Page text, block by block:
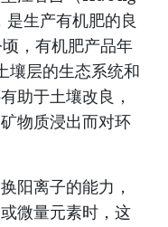
生产有机肥的良
，有机肥产品年
壤层的生态系统和
助于土壤改良，
物质浸出而对环
阳离子的能力，
微量元素时，这